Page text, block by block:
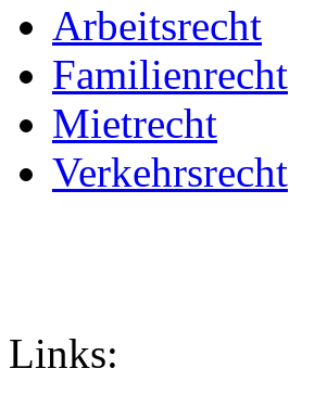
Arbeitsrecht
Familienrecht
Mietrecht
Verkehrsrecht
Links: